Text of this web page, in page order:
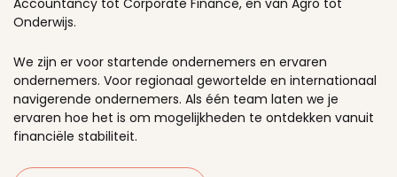
Accountancy tot Corporate Finance, en van Agro tot
Onderwijs.
We zijn er voor startende ondernemers en ervaren
ondernemers. Voor regionaal gewortelde en internationaal
navigerende ondernemers. Als één team laten we je
ervaren hoe het is om mogelijkheden te ontdekken vanuit
financiële stabiliteit.